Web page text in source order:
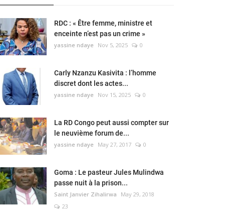
RDC : « Être femme, ministre et
enceinte n’est pas un crime »
yassine ndaye Nov 5, 2025 0
Carly Nzanzu Kasivita : l’homme
discret dont les actes...
yassine ndaye Nov 15, 2025 0
La RD Congo peut aussi compter sur
le neuvième forum de...
yassine ndaye May 27, 2017 0
Goma : Le pasteur Jules Mulindwa
passe nuit à la prison...
Saint Janvier Zihalirwa
May 29, 2018
23